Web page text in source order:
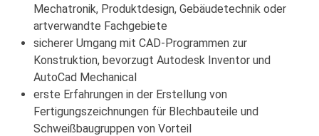
Mechatronik, Produktdesign, Gebäudetechnik oder
artverwandte Fachgebiete
sicherer Umgang mit CAD-Programmen zur
Konstruktion, bevorzugt Autodesk Inventor und
AutoCad Mechanical
erste Erfahrungen in der Erstellung von
Fertigungszeichnungen für Blechbauteile und
Schweißbaugruppen von Vorteil